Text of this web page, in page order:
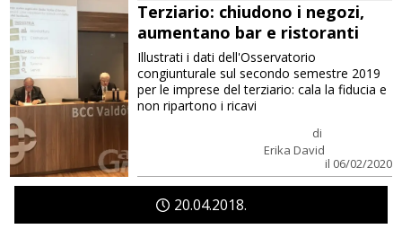
Terziario: chiudono i negozi,
aumentano bar e ristoranti
di
Erika David
il 06/02/2020
Illustrati i dati dell'Osservatorio
congiunturale sul secondo semestre 2019
per le imprese del terziario: cala la fiducia e
non ripartono i ricavi
2004 2018